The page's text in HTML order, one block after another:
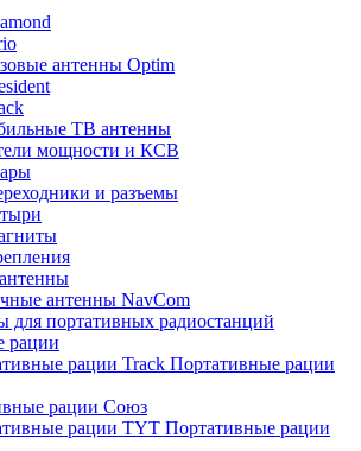
антенны Optim
ТВ антенны
мощности и КСВ
и разъемы
антенны NavCom
для портативных радиостанций
рации
Портативные рации
рации Союз
Портативные рации